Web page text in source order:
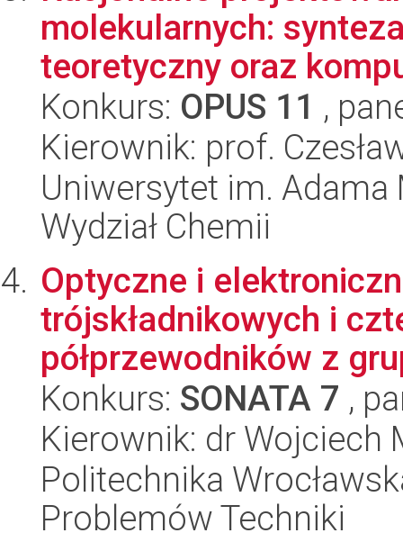
molekularnych:
teoretyczny oraz
Konkurs: OPUS 11 ,
Kierownik: prof.
Uniwersytet im.
Wydział Chemii
Optyczne i
trójskładnikowych i
półprzewodników z
Konkurs: SONATA 7 ,
Kierownik: dr Wojciech
Politechnika
Problemów Techniki